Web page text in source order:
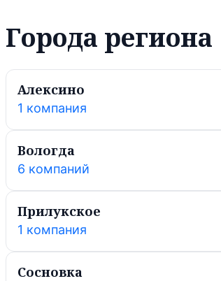
Города региона
Алексино
1 компания
Вологда
6 компаний
Прилукское
1 компания
Сосновка